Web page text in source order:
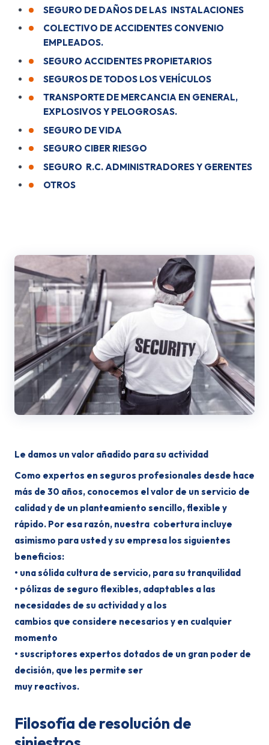
SEGURO DE DAÑOS DE LAS INSTALACIONES
COLECTIVO DE ACCIDENTES CONVENIO
EMPLEADOS.
SEGURO ACCIDENTES PROPIETARIOS
SEGUROS DE TODOS LOS VEHÍCULOS
TRANSPORTE DE MERCANCIA EN GENERAL,
EXPLOSIVOS Y PELOGROSAS.
SEGURO DE VIDA
SEGURO CIBER RIESGO
SEGURO R.C. ADMINISTRADORES Y GERENTES
OTROS
Le damos un valor añadido para su actividad
Como expertos en seguros profesionales desde hace
más de 30 años, conocemos el valor de un servicio de
calidad y de un planteamiento sencillo, flexible y
rápido. Por esa razón, nuestra cobertura incluye
asimismo para usted y su empresa los siguientes
beneficios:
• una sólida cultura de servicio, para su tranquilidad
• pólizas de seguro flexibles, adaptables a las
necesidades de su actividad y a los
cambios que considere necesarios y en cualquier
momento
• suscriptores expertos dotados de un gran poder de
decisión, que les permite ser
muy reactivos.
Filosofía de resolución de